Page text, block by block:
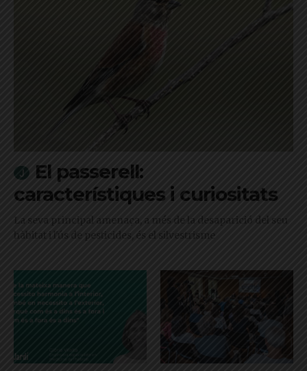
El passerell:
característiques i curiositats
La seva principal amenaça, a més de la desaparició del seu
hàbitat i l'ús de pesticides, és el silvestrisme